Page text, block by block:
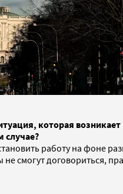
которая
случае?
работу на фоне
не смогут